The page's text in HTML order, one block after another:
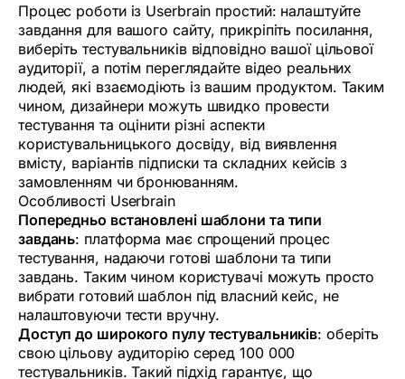
Процес роботи із Userbrain простий: налаштуйте
завдання для вашого сайту, прикріпіть посилання,
виберіть тестувальників відповідно вашої цільової
аудиторії, а потім переглядайте відео реальних
людей, які взаємодіють із вашим продуктом. Таким
чином, дизайнери можуть швидко провести
тестування та оцінити різні аспекти
користувальницького досвіду, від виявлення
вмісту, варіантів підписки та складних кейсів з
замовленням чи бронюванням.
Особливості Userbrain
Попередньо встановлені шаблони та типи
завдань: платформа має спрощений процес
тестування, надаючи готові шаблони та типи
завдань. Таким чином користувачі можуть просто
вибрати готовий шаблон під власний кейс, не
налаштовуючи тести вручну.
Доступ до широкого пулу тестувальників: оберіть
свою цільову аудиторію серед 100 000
тестувальників. Такий підхід гарантує, що